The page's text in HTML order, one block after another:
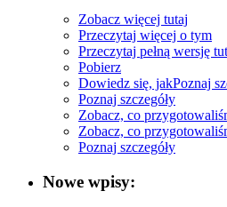
Zobacz więcej tutaj
Przeczytaj więcej o tym
Przeczytaj pełną wersję
Pobierz
Dowiedz się, jakPoznaj
Poznaj szczegóły
Zobacz, co
Zobacz, co
Poznaj szczegóły
Nowe wpisy: